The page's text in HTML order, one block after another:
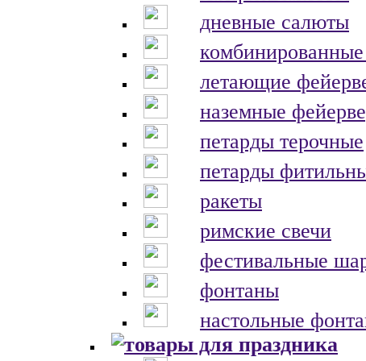
дневные салюты
комбинированные
летающие
наземные
петарды терочные
петарды
ракеты
римские свечи
фестивальные
фонтаны
настольные